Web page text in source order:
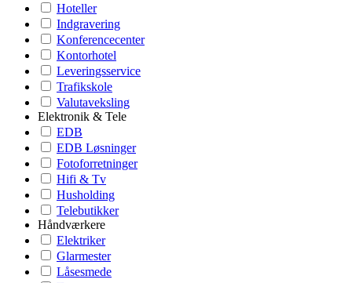
Hoteller
Indgravering
Konferencecenter
Kontorhotel
Leveringsservice
Trafikskole
Valutaveksling
Elektronik & Tele
EDB
EDB Løsninger
Fotoforretninger
Hifi & Tv
Husholding
Telebutikker
Håndværkere
Elektriker
Glarmester
Låsesmede